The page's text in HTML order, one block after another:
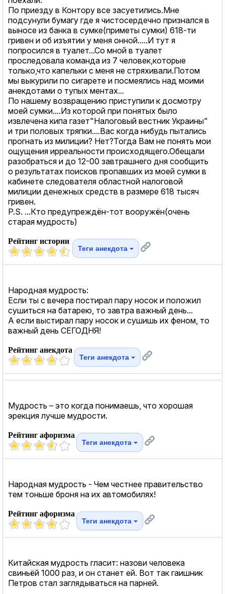
По приезду в Контору все засуетились.Мне
подсунули бумагу где я чистосердечно признался в
выносе из банка в сумке(приметы сумки) 618-ти
гривен и об изъятии у меня онной.....И тут я
попросился в туалет...Со мной в туалет
проследовала команда из 7 человек,которые
только,что капельки с меня не стряхивали.Потом
мы выкурили по сигарете и посмеялись над моими
анекдотами о тупых ментах...
По нашему возвращению приступили к досмотру
моей сумки....Из которой при понятых было
извлечена кипа газет"Налоговый вестник Украины"
и три половых тряпки....Вас когда нибудь пытались
прогнать из милиции? Нет?Тогда Вам не понять мои
ощущения ирреальности происходящего.Обещали
разобраться и до 12-00 завтрашнего дня сообщить
о результатах поисков пропавших из моей сумки в
кабинете следователя областной налоговой
милиции денежных средств в размере 618 тысяч
гривен.
P.S. ...Кто предупреждён-тот вооружён(очень
старая мудрость)
Рейтинг истории
Теги анекдота
Народная мудрость:
Если ты с вечера постирал пару носок и положил
сушиться на батарею, то завтра важный день...
А если выстирал пару носок и сушишь их феном, то
важный день СЕГОДНЯ!
Рейтинг анекдота
Теги анекдота
Мудрость – это когда понимаешь, что хорошая
эрекция лучше мудрости.
Рейтинг афоризма
Теги анекдота
Народная мудрость - Чем честнее правительство
тем тоньше броня на их автомобилях!
Рейтинг афоризма
Теги анекдота
Китайская мудрость гласит: назови человека
свиньёй 1000 раз, и он станет ей. Вот так гаишник
Петров стал заглядываться на парней.